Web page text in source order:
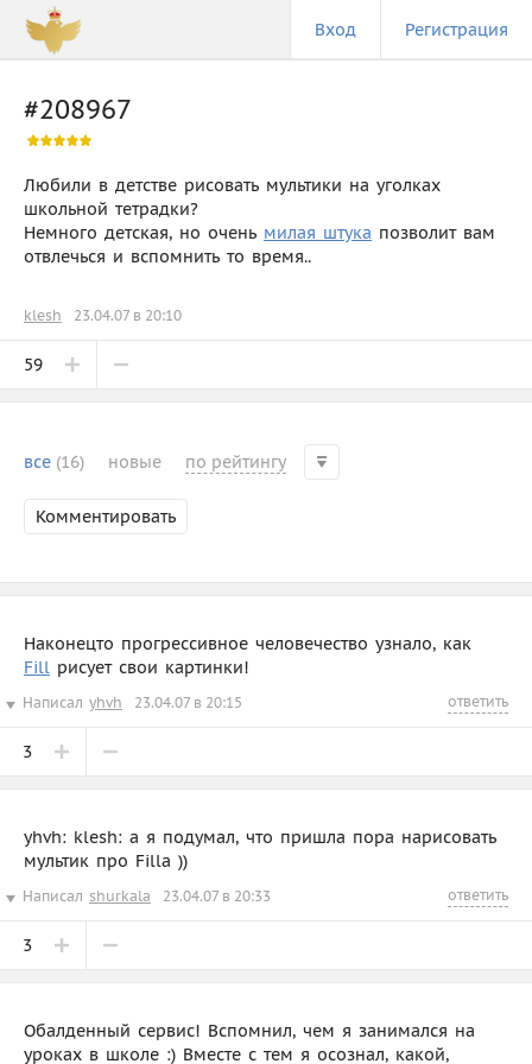
Вход Регистрация
#208967
Любили в детстве рисовать мультики на уголках
школьной тетрадки?
Немного детская, но очень милая штука позволит вам
отвлечься и вспомнить то время..
klesh 23.04.07 в 20:10
59
все (16) новые по рейтингу
Комментировать
Наконецто прогрессивное человечество узнало, как
Fill рисует свои картинки!
Написал yhvh 23.04.07 в 20:15 ответить
3
yhvh: klesh: a я подyмал, что пришла пора нарисовать
мультик про Filla ))
Написал shurkala 23.04.07 в 20:33 ответить
3
Обалденный сервис! Вспомнил, чем я занимался на
уроках в школе :) Вместе с тем я осознал, какой,